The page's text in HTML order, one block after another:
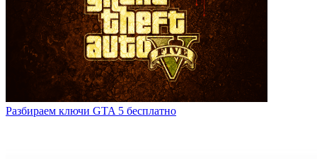
Разбираем ключи GTA 5 бесплатно